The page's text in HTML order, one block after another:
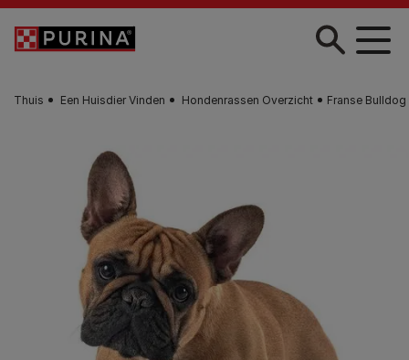
Skip to main content
Thuis Een Huisdier Vinden Hondenrassen Overzicht Franse Bulldog